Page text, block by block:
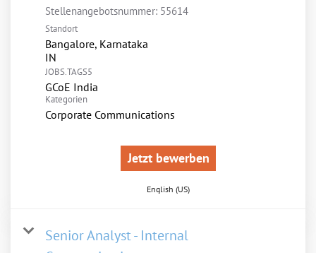
Stellenangebotsnummer: 55614
Standort
Bangalore, Karnataka
JOBS.TAGS5
GCoE India
Kategorien
Corporate Communications
Jetzt bewerben
English (US)
Senior Analyst - Internal